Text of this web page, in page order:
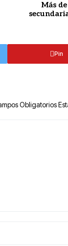
Más
Pin
Obligatorios